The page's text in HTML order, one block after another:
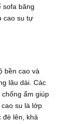
sofa băng
cao su tự
bền cao và
lâu dài. Các
ẩm giúp
su là lớp
đè lên, khả